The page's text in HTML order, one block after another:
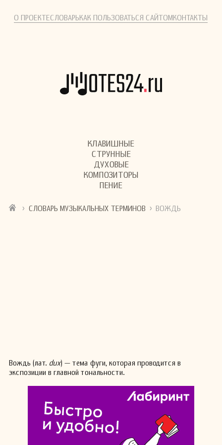
О ПРОЕКТЕСЛОВАРЬКАК ПОЛЬЗОВАТЬСЯ САЙТОМКОНТАКТЫ
КЛАВИШНЫЕ
СТРУННЫЕ
ДУХОВЫЕ
КОМПОЗИТОРЫ
ПЕНИЕ
› СЛОВАРЬ МУЗЫКАЛЬНЫХ ТЕРМИНОВ › ВОЖДЬ
Вождь (лат. dux) — тема фуги, которая проводится в
экспозиции в главной тональности.